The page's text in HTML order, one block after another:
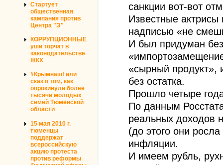
Стартует
общественная
кампания против
Центра "Э"
КОРРУПЦИОННЫЕ
уши торчат в
законодательстве
ЖКХ
#Крымнаш! или
сказ о том, как
опрокинули более
тысячи молодых
семей Тюменской
области
15 мая 2010 г.
тюменцы
поддержат
всероссийскую
акцию протеста
против реформы
санкции вот-вот
Известные
надписью «не
И был придуман
«сырный продукт»,
без остатка.
Прошло четыре
По данным
реальных доходов
(до этого они
инфляции.
И имеем рубль,